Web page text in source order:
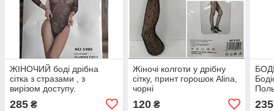
ЖІНОЧИЙ боді дрібна
сітка з стразами , з
вирізом доступу.
285 ₴
Жіночі колготи у дрібну
сітку, принт горошок Alina,
чорні
120₴ 235